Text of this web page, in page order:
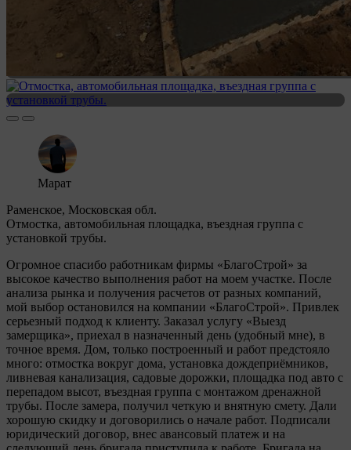
Марат
Раменское, Московская обл.
Отмостка, автомобильная площадка, въездная группа с
установкой трубы.
Огромное спасибо работникам фирмы «БлагоСтрой» за
высокое качество выполнения работ на моем участке. После
анализа рынка и получения расчетов от разных компаний,
мой выбор остановился на компании «БлагоСтрой». Привлек
серьезный подход к клиенту. Заказал услугу «Выезд
замерщика», приехал в назначенный день (удобный мне), в
точное время. Дом, только построенный и работ предстояло
много: отмостка вокруг дома, установка дождеприёмников,
ливневая канализация, садовые дорожки, площадка под авто с
перепадом высот, въездная группа с монтажом дренажной
трубы. После замера, получил четкую и внятную смету. Дали
хорошую скидку и договорились о начале работ. Подписали
юридический договор, внес авансовый платеж и на